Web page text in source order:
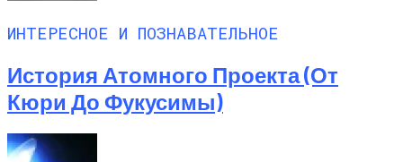
ИНТЕРЕСНОЕ И ПОЗНАВАТЕЛЬНОЕ
История Атомного Проекта (от
Кюри До Фукусимы)